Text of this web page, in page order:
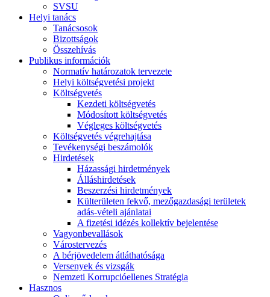
SVSU
Helyi tanács
Tanácsosok
Bizottságok
Összehívás
Publikus információk
Normatív határozatok tervezete
Helyi költségvetési projekt
Költségvetés
Kezdeti költségvetés
Módosított költségvetés
Végleges költségvetés
Költségvetés végrehajtása
Tevékenységi beszámolók
Hirdetések
Házassági hirdetmények
Álláshirdetések
Beszerzési hirdetmények
Külterületen fekvő, mezőgazdasági területek
adás-vételi ajánlatai
A fizetési idézés kollektív bejelentése
Vagyonbevallások
Várostervezés
A bérjövedelem átláthatósága
Versenyek és vizsgák
Nemzeti Korrupcióellenes Stratégia
Hasznos